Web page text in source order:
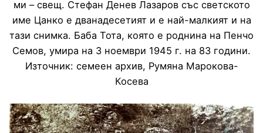
ми – свещ. Стефан Денев Лазаров със светското
име Цанко е дванадесетият и е най-малкият и на
тази снимка. Баба Тота, която е роднина на Пенчо
Семов, умира на 3 ноември 1945 г. на 83 години.
Източник: семеен архив, Румяна Марокова-
Косева